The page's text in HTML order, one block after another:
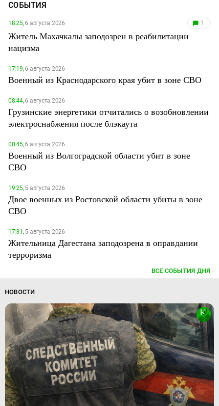
СОБЫТИЯ
18:25,6 августа 2026 1
Житель Махачкалы заподозрен в реабилитации
нацизма
17:19,6 августа 2026
Военный из Краснодарского края убит в зоне СВО
08:44,6 августа 2026
Грузинские энергетики отчитались о возобновлении
электроснабжения после блэкаута
00:45,6 августа 2026
Военный из Волгоградской области убит в зоне
СВО
19:25,5 августа 2026
Двое военных из Ростовской области убиты в зоне
СВО
17:31,5 августа 2026
Жительница Дагестана заподозрена в оправдании
терроризма
ВСЕ СОБЫТИЯ ДНЯ
НОВОСТИ